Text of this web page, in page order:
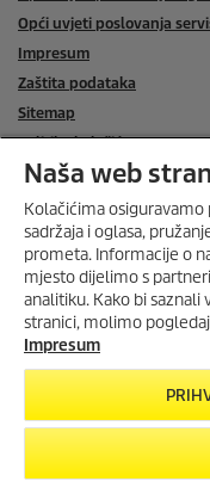
Opći uvjeti poslovanja
Impresum
Zaštita podataka
Sitemap
Politika kolačića
Podrška
Često postavljana pitanja
KONTAKT
SERVIS
SOCIAL MEDIA
Naša web
Kolačićima
sadržaja i oglasa,
prometa. Informacije o
mjesto dijelimo s
analitiku. Kako bi saznali
stranici, molimo
Impresum